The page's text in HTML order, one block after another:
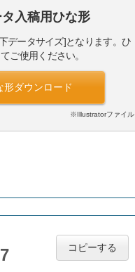
入稿用ひな形
データサイズ]となります。ひ
ご使用ください。
形ダウンロード
※Illustratorファイル
コピーする